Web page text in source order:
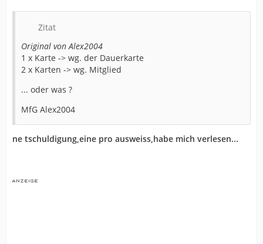
Zitat
Original von Alex2004
1 x Karte -> wg. der Dauerkarte
2 x Karten -> wg. Mitglied
... oder was ?
MfG Alex2004
ne tschuldigung,eine pro ausweiss,habe mich verlesen...